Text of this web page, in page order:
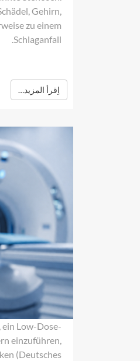
Gehirn,
zu einem
Schlaganfall.
اِقرأ المزيد…
Low-Dose-
einzuführen,
(Deutsches